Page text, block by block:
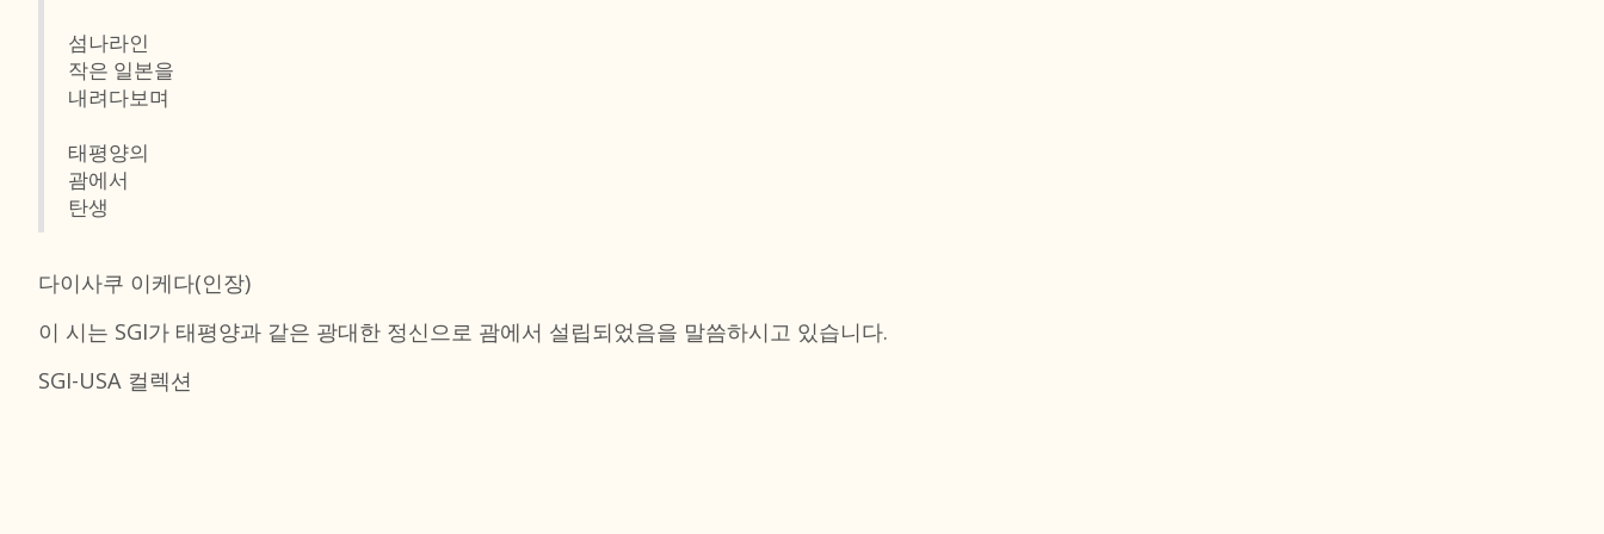
섬나라인
작은 일본을
내려다보며
태평양의
괌에서
탄생
다이사쿠 이케다(인장)
이 시는 SGI가 태평양과 같은 광대한 정신으로 괌에서 설립되었음을 말씀하시고 있습니다.
SGI-USA 컬렉션